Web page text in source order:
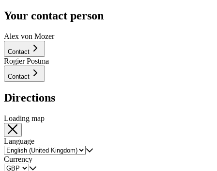
Your contact person
Alex von Mozer
Contact
Rogier Postma
Contact
Directions
Loading map
Language
Currency